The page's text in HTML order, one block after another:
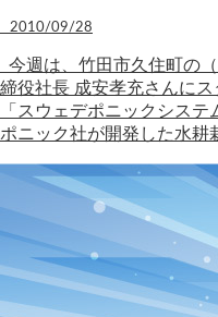
2010/09/28
今週は、竹田市久住町の
締役社長 成安孝充さんにス
「スウェデポニックシス
ポニック社が開発した水耕